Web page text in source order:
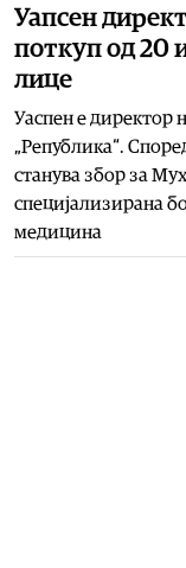
Уапсен
поткуп од 20
лице
Уаспен е директор
„Република“.
станува збор за
специјализирана
медицина